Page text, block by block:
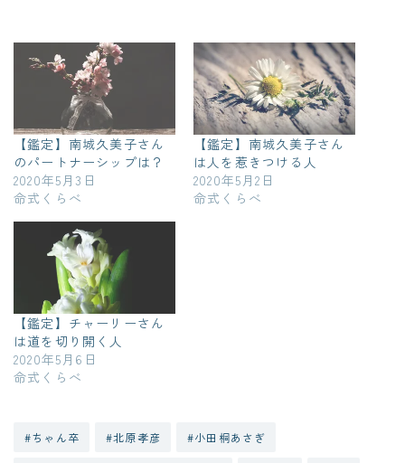
【鑑定】南城久美子さん
のパートナーシップは？
2020年5月3日
命式くらべ
【鑑定】南城久美子さん
は人を惹きつける人
2020年5月2日
命式くらべ
【鑑定】チャーリーさん
は道を切り開く人
2020年5月6日
命式くらべ
#ちゃん卒 #北原孝彦 #小田桐あさぎ